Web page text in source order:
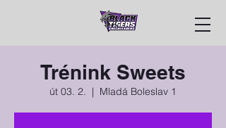
Trénink Sweets
út 03. 2.
  |
Mladá Boleslav 1